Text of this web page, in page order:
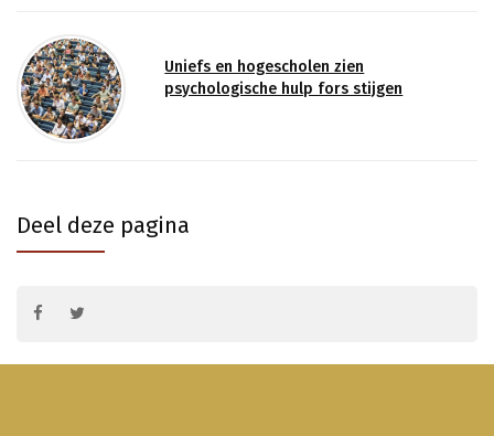
Uniefs en hogescholen zien
psychologische hulp fors stijgen
Deel deze pagina